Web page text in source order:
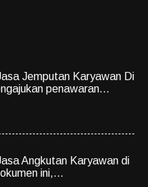
Jemputan Karyawan Di
penawaran...
Angkutan Karyawan di
ini,...